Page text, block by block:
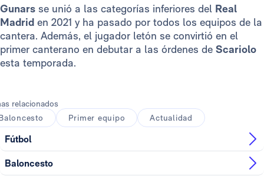
Gunars se unió a las categorías inferiores del Real
Madrid en 2021 y ha pasado por todos los equipos de la
cantera. Además, el jugador letón se convirtió en el
primer canterano en debutar a las órdenes de Scariolo
esta temporada.
relacionados
Primer equipo Actualidad
Fútbol
Baloncesto